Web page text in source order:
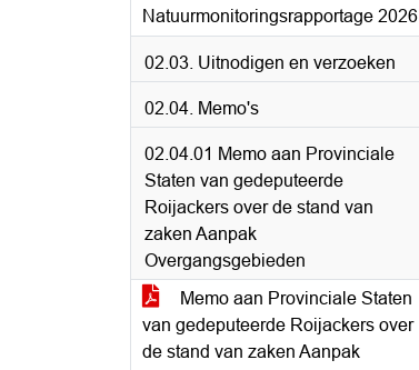
Natuurmonitoringsrapportage 2026
02.03. Uitnodigen en verzoeken
02.04. Memo's
02.04.01 Memo aan Provinciale
Staten van gedeputeerde
Roijackers over de stand van
zaken Aanpak
Overgangsgebieden
Memo aan Provinciale Staten
van gedeputeerde Roijackers over
de stand van zaken Aanpak